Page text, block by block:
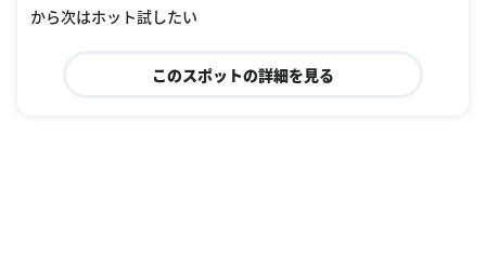
から次はホット試したい
このスポットの詳細を見る